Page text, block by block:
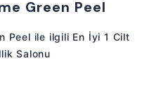
Green Peel
Peel ile ilgili En İyi 1 Cilt
Salonu